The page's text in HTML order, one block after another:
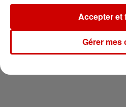
Newsletter
Gérer mes
Accepter et